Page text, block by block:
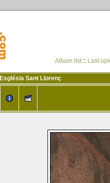
Album list:: Last
Església Sant Llorenç